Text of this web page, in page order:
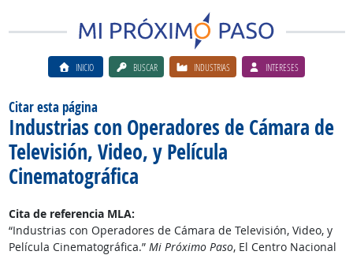
INICIO BUSCAR INDUSTRIAS INTERESES
Citar esta página
Industrias con Operadores de Cámara de
Televisión, Video, y Película
Cinematográfica
Cita de referencia MLA:
“Industrias con Operadores de Cámara de Televisión, Video, y
Película Cinematográfica.” Mi Próximo Paso, El Centro Nacional